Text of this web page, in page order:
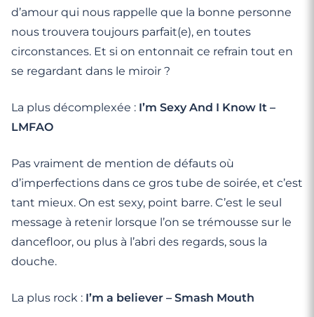
d’amour qui nous rappelle que la bonne personne
nous trouvera toujours parfait(e), en toutes
circonstances. Et si on entonnait ce refrain tout en
se regardant dans le miroir ?
La plus décomplexée : I’m Sexy And I Know It –
LMFAO
Pas vraiment de mention de défauts où
d’imperfections dans ce gros tube de soirée, et c’est
tant mieux. On est sexy, point barre. C’est le seul
message à retenir lorsque l’on se trémousse sur le
dancefloor, ou plus à l’abri des regards, sous la
douche.
La plus rock : I’m a believer – Smash Mouth